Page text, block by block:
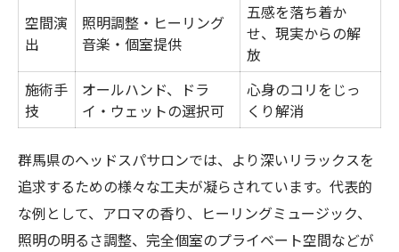
空間演
出
照明調整・ヒーリング
音楽・個室提供
五感を落ち着か
せ、現実からの解
放
施術手
技
オールハンド、ドラ
イ・ウェットの選択可
心身のコリをじっ
くり解消
群馬県のヘッドスパサロンでは、より深いリラックスを
追求するための様々な工夫が凝らされています。代表的
な例として、アロマの香り、ヒーリングミュージック、
照明の明るさ調整、完全個室のプライベート空間などが